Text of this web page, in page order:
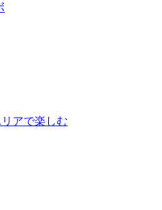
アで楽しむ